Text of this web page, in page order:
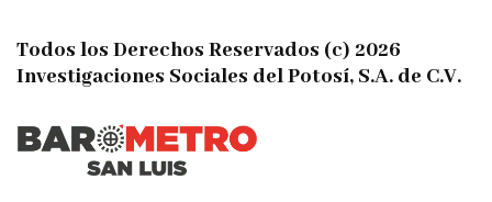
Todos los Derechos Reservados (c) 2026
Investigaciones Sociales del Potosí, S.A. de C.V.